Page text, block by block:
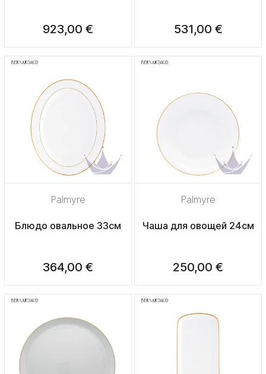
923,00 € 531,00 €
Palmyre
Блюдо овальное 33см
364,00 €
Palmyre
Чаша для овощей 24см
250,00 €